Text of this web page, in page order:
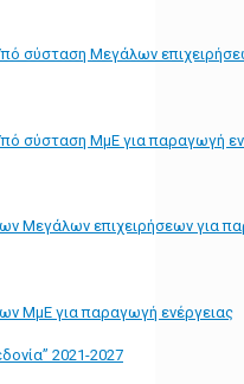
σύσταση Μεγάλων
σύσταση ΜμΕ για παραγωγή
Μεγάλων επιχειρήσεων για
ΜμΕ για παραγωγή ενέργειας
2021-2027